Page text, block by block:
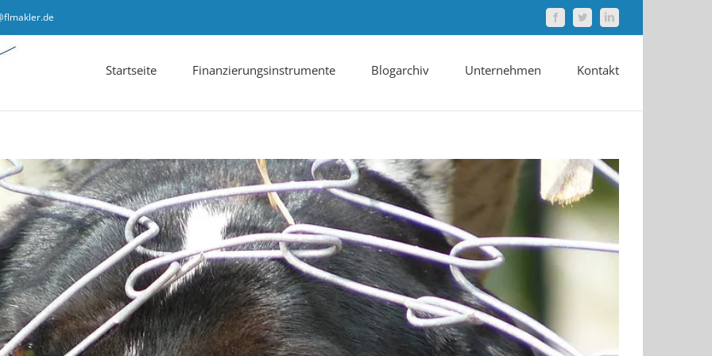
FacebookTwitterLinkedIn
Startseite Finanzierungsinstrumente Blogarchiv Unternehmen Kontakt